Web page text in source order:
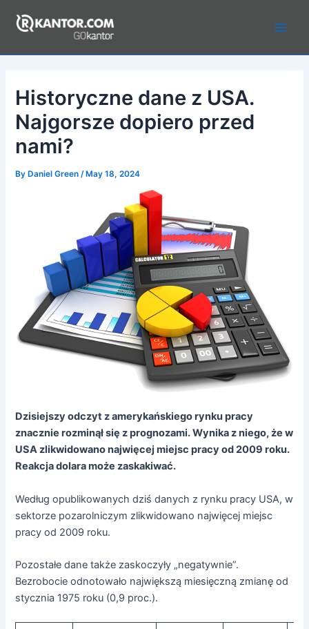
Historyczne dane z USA.
Najgorsze dopiero przed
nami?
ByDaniel Green /May 18, 2024
Dzisiejszy odczyt z amerykańskiego rynku pracy
znacznie rozminął się z prognozami. Wynika z niego, że w
USA zlikwidowano najwięcej miejsc pracy od 2009 roku.
Reakcja dolara może zaskakiwać.
Według opublikowanych dziś danych z rynku pracy USA, w
sektorze pozarolniczym zlikwidowano najwięcej miejsc
pracy od 2009 roku.
Pozostałe dane także zaskoczyły „negatywnie”.
Bezrobocie odnotowało największą miesięczną zmianę od
stycznia 1975 roku (0,9 proc.).